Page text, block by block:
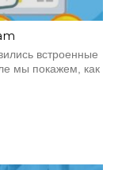
встроенные
мы покажем, как